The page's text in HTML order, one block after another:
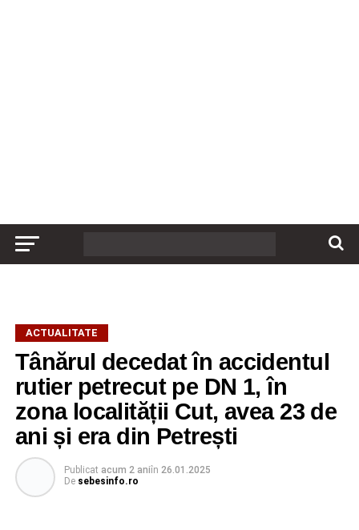
ACTUALITATE
Tânărul decedat în accidentul
rutier petrecut pe DN 1, în
zona localității Cut, avea 23 de
ani și era din Petrești
Publicat acum 2 aniîn 26.01.2025
De sebesinfo.ro